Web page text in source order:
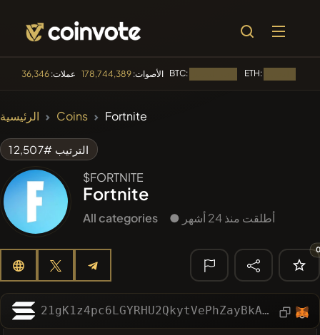
عملات:36,346 الأصوات:178,744,389 BTC: ETH:
PERFI PEEFITOKEN
#1092
🔎 البحث
الأخير
الرئيسية Coins Fortnite
الترتيب #12,507
$FORTNITE
Fortnite
All categories ● أطلقت منذ 24 أشهر
21gK1z4pc6LGYRHU2QkytVePhZayBkAMH2rEw7eHpump